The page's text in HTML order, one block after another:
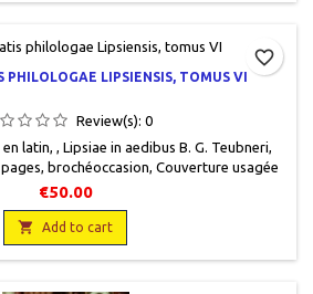
PHILOLOGAE LIPSIENSIS, TOMUS VI
Review(s): 0
latin, , Lipsiae in aedibus B. G. Teubneri,
pages, brochéoccasion, Couverture usagée
avec dos restauré
€50.00
 Add to cart
favorite_border